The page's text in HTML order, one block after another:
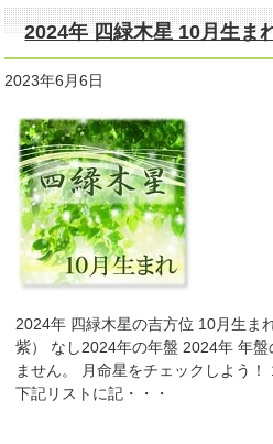
2024年 四緑木星 10月生ま
2023年6月6日
2024年 四緑木星の吉方位 10月生ま
紫） なし2024年の年盤 2024年 年
ません。 月命星をチェックしよう
下記リストに記・・・